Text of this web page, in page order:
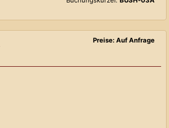
Preise: Auf Anfrage